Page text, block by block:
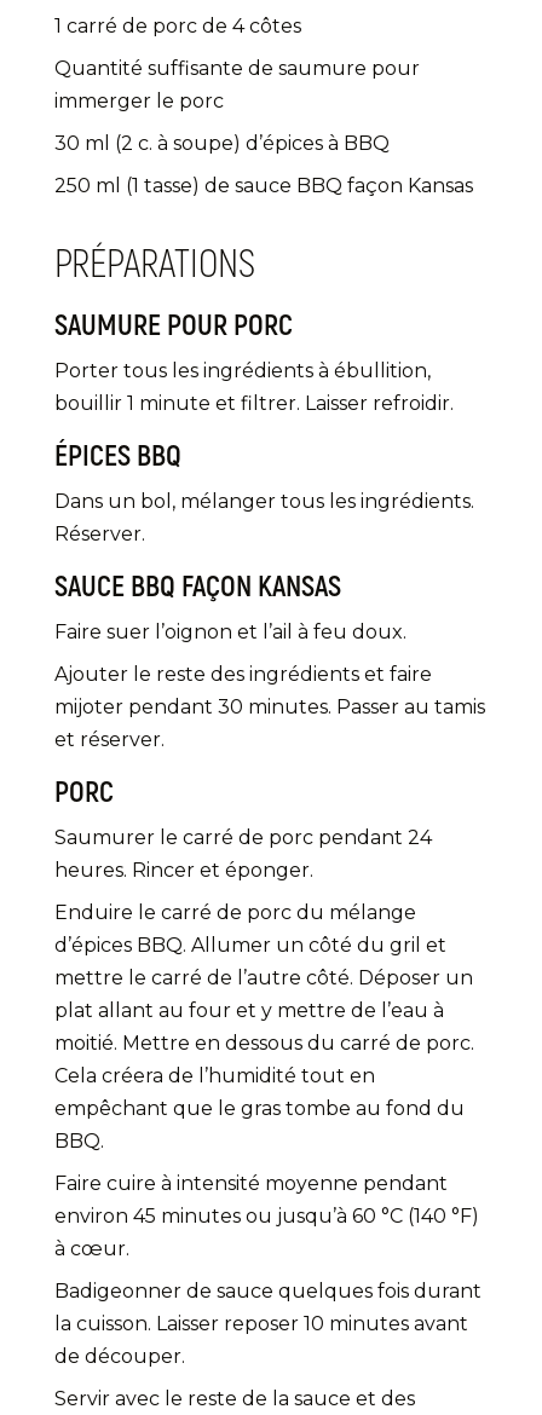
1 carré de porc de 4 côtes
Quantité suffisante de saumure pour
immerger le porc
30 ml (2 c. à soupe) d’épices à BBQ
250 ml (1 tasse) de sauce BBQ façon Kansas
PRÉPARATIONS
SAUMURE POUR PORC
Porter tous les ingrédients à ébullition,
bouillir 1 minute et filtrer. Laisser refroidir.
ÉPICES BBQ
Dans un bol, mélanger tous les ingrédients.
Réserver.
SAUCE BBQ FAÇON KANSAS
Faire suer l’oignon et l’ail à feu doux.
Ajouter le reste des ingrédients et faire
mijoter pendant 30 minutes. Passer au tamis
et réserver.
PORC
Saumurer le carré de porc pendant 24
heures. Rincer et éponger.
Enduire le carré de porc du mélange
d’épices BBQ. Allumer un côté du gril et
mettre le carré de l’autre côté. Déposer un
plat allant au four et y mettre de l’eau à
moitié. Mettre en dessous du carré de porc.
Cela créera de l’humidité tout en
empêchant que le gras tombe au fond du
BBQ.
Faire cuire à intensité moyenne pendant
environ 45 minutes ou jusqu’à 60 °C (140 °F)
à cœur.
Badigeonner de sauce quelques fois durant
la cuisson. Laisser reposer 10 minutes avant
de découper.
Servir avec le reste de la sauce et des